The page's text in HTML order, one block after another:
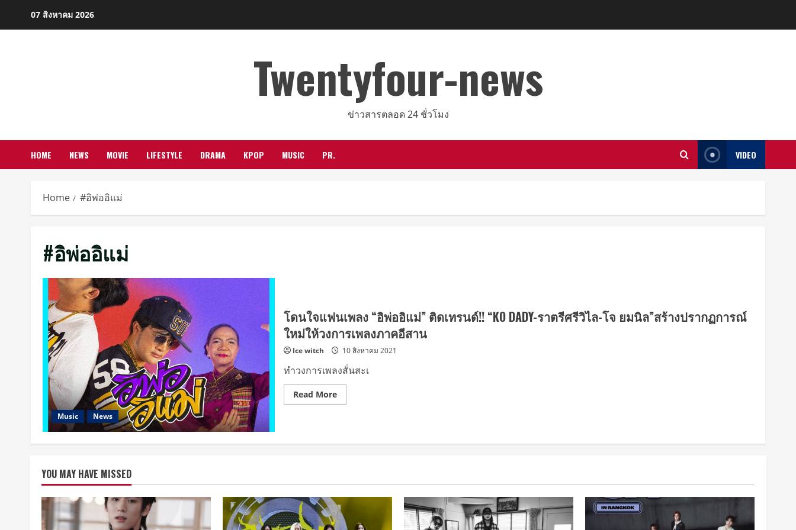
07 สิงหาคม 2026
Twentyfour-news
ข่าวสารตลอด 24 ชั่วโมง
HOME NEWS MOVIE LIFESTYLE DRAMA KPOP MUSIC PR. VIDEO
Home #อิพ่ออิแม่
#อิพ่ออิแม่
Music News
โดนใจแฟนเพลง “อิพ่ออิแม่” ติดเทรนด์!! “KO DADY-ราตรีศรีวิไล-โจ ยมนิล”สร้างปรากฏการณ์
ใหม่ให้วงการเพลงภาคอีสาน
Ice witch 10 สิงหาคม 2021
ทำวงการเพลงสั่นสะเ
Read MoreRead
more
เพลง
ติด
รนด์!!
“KO
DADY-
ราตรี
YOU MAY HAVE MISSED